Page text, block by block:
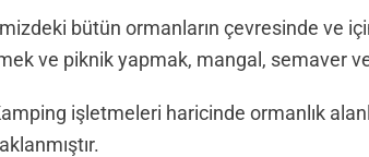
bütün ormanların çevresinde ve
ve piknik yapmak, mangal, semaver
işletmeleri haricinde ormanlık